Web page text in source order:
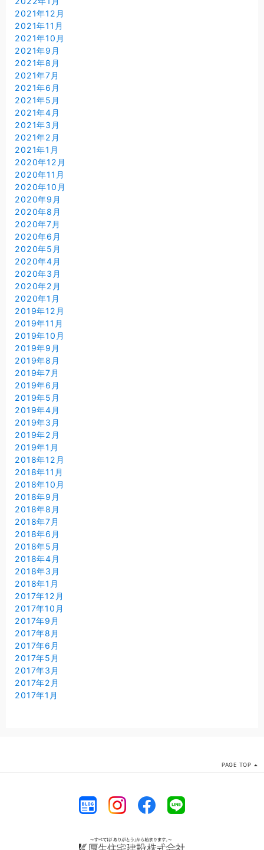
2021年12月
2021年11月
2021年10月
2021年9月
2021年8月
2021年7月
2021年6月
2021年5月
2021年4月
2021年3月
2021年2月
2021年1月
2020年12月
2020年11月
2020年10月
2020年9月
2020年8月
2020年7月
2020年6月
2020年5月
2020年4月
2020年3月
2020年2月
2020年1月
2019年12月
2019年11月
2019年10月
2019年9月
2019年8月
2019年7月
2019年6月
2019年5月
2019年4月
2019年3月
2019年2月
2019年1月
2018年12月
2018年11月
2018年10月
2018年9月
2018年8月
2018年7月
2018年6月
2018年5月
2018年4月
2018年3月
2018年1月
2017年12月
2017年10月
2017年9月
2017年8月
2017年6月
2017年5月
2017年3月
2017年2月
2017年1月
PAGE TOP